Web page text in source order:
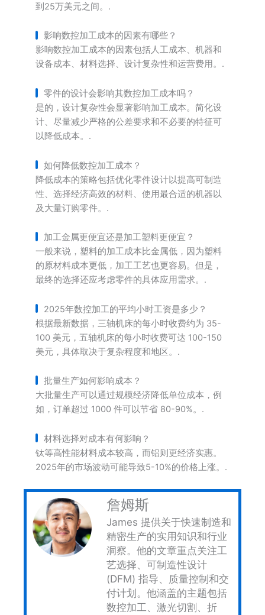
到25万美元之间。.
影响数控加工成本的因素有哪些？
影响数控加工成本的因素包括人工成本、机器和
设备成本、材料选择、设计复杂性和运营费用。.
零件的设计会影响其数控加工成本吗？
是的，设计复杂性会显著影响加工成本。简化设
计、尽量减少严格的公差要求和不必要的特征可
以降低成本。.
如何降低数控加工成本？
降低成本的策略包括优化零件设计以提高可制造
性、选择经济高效的材料、使用最合适的机器以
及大量订购零件。.
加工金属更便宜还是加工塑料更便宜？
一般来说，塑料的加工成本比金属低，因为塑料
的原材料成本更低，加工工艺也更容易。但是，
最终的选择还应考虑零件的具体应用需求。.
2025年数控加工的平均小时工资是多少？
根据最新数据，三轴机床的每小时收费约为 35-
100 美元，五轴机床的每小时收费可达 100-150
美元，具体取决于复杂程度和地区。.
批量生产如何影响成本？
大批量生产可以通过规模经济降低单位成本，例
如，订单超过 1000 件可以节省 80-90%。.
材料选择对成本有何影响？
钛等高性能材料成本较高，而铝则更经济实惠。
2025年的市场波动可能导致5-10%的价格上涨。.
詹姆斯
James 提供关于快速制造和
精密生产的实用知识和行业
洞察。他的文章重点关注工
艺选择、可制造性设计
(DFM) 指导、质量控制和交
付计划。他涵盖的主题包括
数控加工、激光切割、折